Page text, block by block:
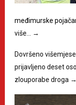
međimurske
više…
→
Dovršeno
prijavljeno deset
zlouporabe droga →